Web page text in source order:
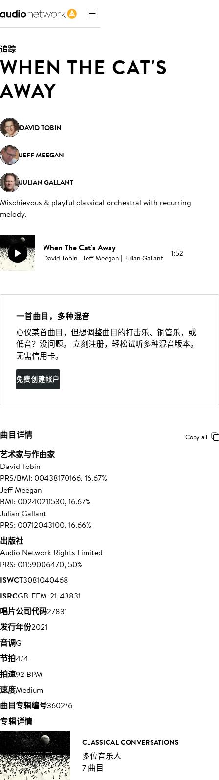
追踪
WHEN THE CAT'S
AWAY
DAVID TOBIN
JEFF MEEGAN
JULIAN GALLANT
Mischievous & playful classical orchestral with recurring
melody.
When The Cat's Away
David Tobin | Jeff Meegan | Julian Gallant 1:52
一首曲目，多种混音
心仪某首曲目，但想调整曲目的打击乐、铜管乐，或
低音？没问题。 立刻注册，轻松试听多种混音版本。
无需信用卡。
免费创建帐户
曲目详情 Copy all
艺术家与作曲家
David Tobin
PRS/BMI: 00438170166, 16.67%
Jeff Meegan
BMI: 00240211530, 16.67%
Julian Gallant
PRS: 00712043100, 16.66%
出版社
Audio Network Rights Limited
PRS: 01159006470, 50%
ISWCT3081040468
ISRCGB-FFM-21-43831
唱片公司代码27831
发行年份2021
音调G
节拍4/4
拍速92 BPM
速度Medium
曲目专辑编号3602/6
专辑详情
CLASSICAL CONVERSATIONS
多位音乐人
7 曲目